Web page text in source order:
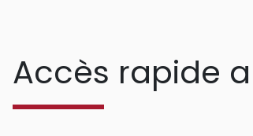
Accès rapide